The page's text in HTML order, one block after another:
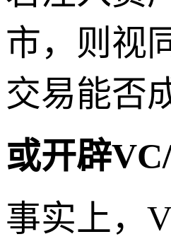
市，则视
交易能否
或开辟
事实上，